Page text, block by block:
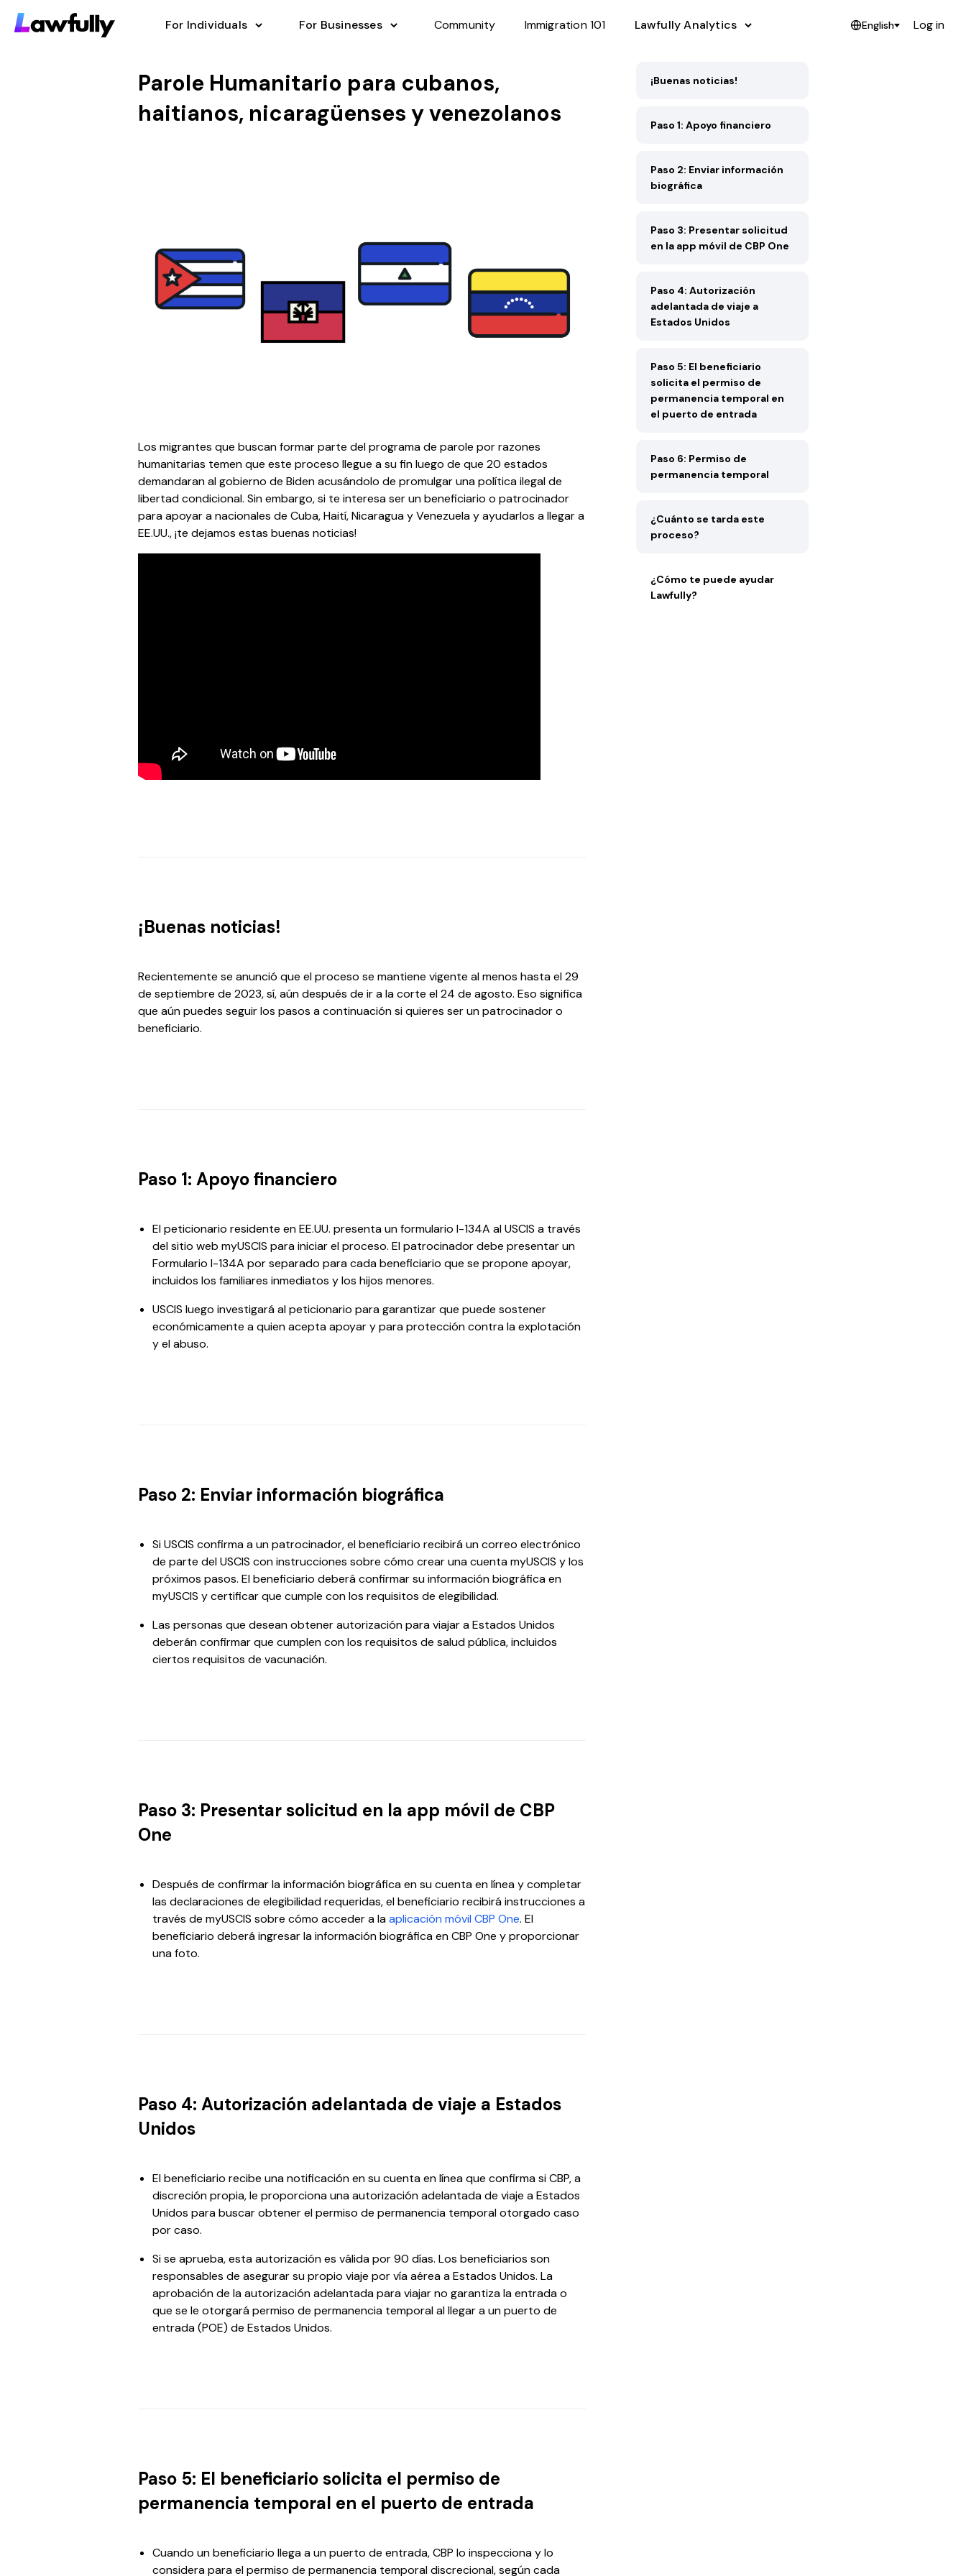
For Individuals For Businesses Community Immigration 101 Lawfully Analytics English Log in
Parole Humanitario para cubanos,
haitianos, nicaragüenses y venezolanos
Los migrantes que buscan formar parte del programa de parole por razones
humanitarias temen que este proceso llegue a su fin luego de que 20 estados
demandaran al gobierno de Biden acusándolo de promulgar una política ilegal de
libertad condicional. Sin embargo, si te interesa ser un beneficiario o patrocinador
para apoyar a nacionales de Cuba, Haití, Nicaragua y Venezuela y ayudarlos a llegar a
EE.UU., ¡te dejamos estas buenas noticias!
¡Buenas noticias!
Recientemente se anunció que el proceso se mantiene vigente al menos hasta el 29
de septiembre de 2023, sí, aún después de ir a la corte el 24 de agosto. Eso significa
que aún puedes seguir los pasos a continuación si quieres ser un patrocinador o
beneficiario.
Paso 1: Apoyo financiero
El peticionario residente en EE.UU. presenta un formulario I-134A al USCIS a través
del sitio web myUSCIS para iniciar el proceso. El patrocinador debe presentar un
Formulario I-134A por separado para cada beneficiario que se propone apoyar,
incluidos los familiares inmediatos y los hijos menores.
USCIS luego investigará al peticionario para garantizar que puede sostener
económicamente a quien acepta apoyar y para protección contra la explotación
y el abuso.
Paso 2: Enviar información biográfica
Si USCIS confirma a un patrocinador, el beneficiario recibirá un correo electrónico
de parte del USCIS con instrucciones sobre cómo crear una cuenta myUSCIS y los
próximos pasos. El beneficiario deberá confirmar su información biográfica en
myUSCIS y certificar que cumple con los requisitos de elegibilidad.
Las personas que desean obtener autorización para viajar a Estados Unidos
deberán confirmar que cumplen con los requisitos de salud pública, incluidos
ciertos requisitos de vacunación.
Paso 3: Presentar solicitud en la app móvil de CBP
One
Después de confirmar la información biográfica en su cuenta en línea y completar
las declaraciones de elegibilidad requeridas, el beneficiario recibirá instrucciones a
través de myUSCIS sobre cómo acceder a laaplicación móvil CBP One. El
beneficiario deberá ingresar la información biográfica en CBP One y proporcionar
una foto.
Paso 4: Autorización adelantada de viaje a Estados
Unidos
El beneficiario recibe una notificación en su cuenta en línea que confirma si CBP, a
discreción propia, le proporciona una autorización adelantada de viaje a Estados
Unidos para buscar obtener el permiso de permanencia temporal otorgado caso
por caso.
Si se aprueba, esta autorización es válida por 90 días. Los beneficiarios son
responsables de asegurar su propio viaje por vía aérea a Estados Unidos. La
aprobación de la autorización adelantada para viajar no garantiza la entrada o
que se le otorgará permiso de permanencia temporal al llegar a un puerto de
entrada (POE) de Estados Unidos.
Paso 5: El beneficiario solicita el permiso de
permanencia temporal en el puerto de entrada
Cuando un beneficiario llega a un puerto de entrada, CBP lo inspecciona y lo
considera para el permiso de permanencia temporal discrecional, según cada
¡Buenas noticias!
Paso 1: Apoyo financiero
Paso 2: Enviar información
biográfica
Paso 3: Presentar solicitud
en la app móvil de CBP One
Paso 4: Autorización
adelantada de viaje a
Estados Unidos
Paso 5: El beneficiario
solicita el permiso de
permanencia temporal en
el puerto de entrada
Paso 6: Permiso de
permanencia temporal
¿Cuánto se tarda este
proceso?
¿Cómo te puede ayudar
Lawfully?